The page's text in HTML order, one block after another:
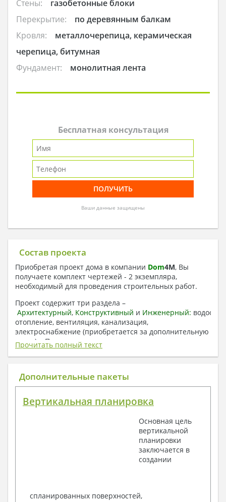
Стены:
газобетонные блоки
Перекрытие:
по деревянным балкам
Кровля:
металлочерепица, керамическая
черепица, битумная
Фундамент:
монолитная лента
Бесплатная консультация
Ваши данные защищены
Состав проекта
Приобретая проект дома в компании Dom4M, Вы
получаете комплект чертежей - 2 экземпляра,
необходимый для проведения строительных работ.
Проект содержит три раздела –
Архитектурный, Конструктивный и Инженерный:
отопление, вентиляция, канализация,
электроснабжение (приобретается за дополнительную
плату) + Пояснительная записка.
1. Архитектурный раздел:
Общие данные по проекту
План координационных осей
Поэтажные маркировочные планы с
Разрезы и состав конструкций
Фасады с ведомостью внешних отделок
Элементы проемов – спецификация
Ведомость перемычек – сечения и
Архитектурные узлы в конструкциях
Прочитать полный текст
Дополнительные пакеты
Вертикальная планировка
Основная цель
вертикальной
планировки
заключается в
создании
спланированных поверхностей,